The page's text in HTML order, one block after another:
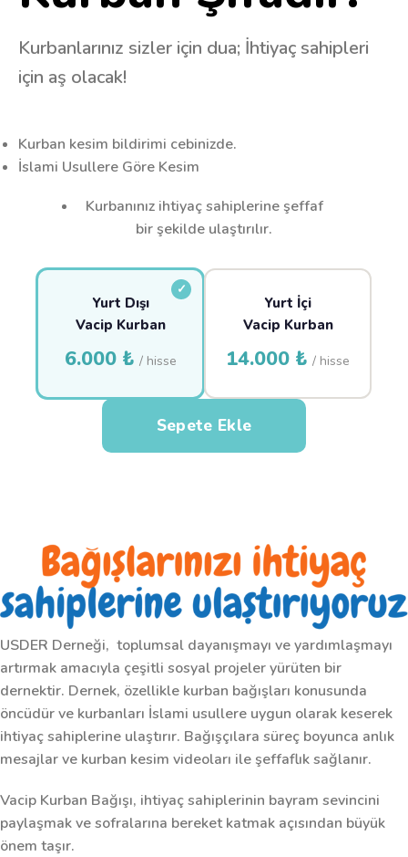
Kurbanlarınız sizler için dua; İhtiyaç sahipleri
için aş olacak!
Kurban kesim bildirimi cebinizde.
İslami Usullere Göre Kesim
Kurbanınız ihtiyaç sahiplerine şeffaf
bir şekilde ulaştırılır.
Yurt Dışı
Vacip Kurban
6.000 ₺ / hisse
Yurt İçi
Vacip Kurban
14.000 ₺ / hisse
Sepete Ekle
USDER Derneği, toplumsal dayanışmayı ve yardımlaşmayı
artırmak amacıyla çeşitli sosyal projeler yürüten bir
dernektir. Dernek, özellikle kurban bağışları konusunda
öncüdür ve kurbanları İslami usullere uygun olarak keserek
ihtiyaç sahiplerine ulaştırır. Bağışçılara süreç boyunca anlık
mesajlar ve kurban kesim videoları ile şeffaflık sağlanır.
Vacip Kurban Bağışı, ihtiyaç sahiplerinin bayram sevincini
paylaşmak ve sofralarına bereket katmak açısından büyük
önem taşır.